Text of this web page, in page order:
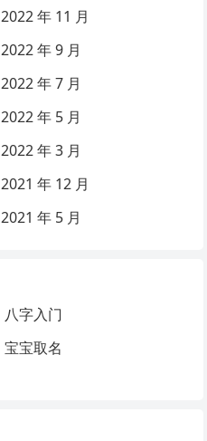
2022 年 11 月
2022 年 9 月
2022 年 7 月
2022 年 5 月
2022 年 3 月
2021 年 12 月
2021 年 5 月
八字入门
宝宝取名